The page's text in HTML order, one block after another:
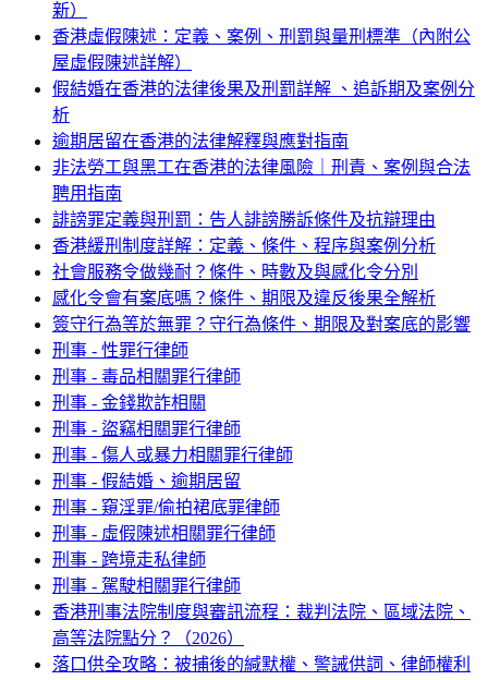
新）
香港虛假陳述：定義、案例、刑罰與量刑標準（內附公
屋虛假陳述詳解）
假結婚在香港的法律後果及刑罰詳解 、追訴期及案例分
析
逾期居留在香港的法律解釋與應對指南
非法勞工與黑工在香港的法律風險｜刑責、案例與合法
聘用指南
誹謗罪定義與刑罰：告人誹謗勝訴條件及抗辯理由
香港緩刑制度詳解：定義、條件、程序與案例分析
社會服務令做幾耐？條件、時數及與感化令分別
感化令會有案底嗎？條件、期限及違反後果全解析
簽守行為等於無罪？守行為條件、期限及對案底的影響
刑事 - 性罪行律師
刑事 - 毒品相關罪行律師
刑事 - 金錢欺詐相關
刑事 - 盜竊相關罪行律師
刑事 - 傷人或暴力相關罪行律師
刑事 - 假結婚、逾期居留
刑事 - 窺淫罪/偷拍裙底罪律師
刑事 - 虛假陳述相關罪行律師
刑事 - 跨境走私律師
刑事 - 駕駛相關罪行律師
香港刑事法院制度與審訊流程：裁判法院、區域法院、
高等法院點分？（2026）
落口供全攻略：被捕後的緘默權、警誡供詞、律師權利